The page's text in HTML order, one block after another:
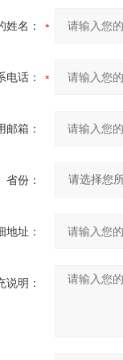
姓名：
电话：
邮箱：
省份：
地址：
说明：